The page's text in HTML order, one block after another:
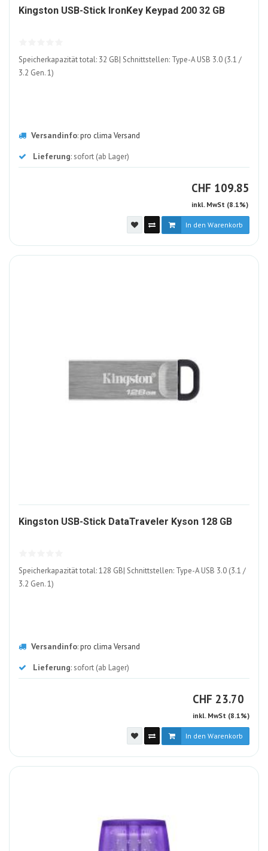
Kingston USB-Stick IronKey Keypad 200 32 GB
Speicherkapazität total: 32 GB| Schnittstellen: Type-A USB 3.0 (3.1 /
3.2 Gen. 1)
Versandinfo:pro clima Versand
Lieferung: sofort (ab Lager)
CHF CHF
109.85
inkl. MwSt (8.1%)
In den Warenkorb
Kingston USB-Stick DataTraveler Kyson 128 GB
Speicherkapazität total: 128 GB| Schnittstellen: Type-A USB 3.0 (3.1 /
3.2 Gen. 1)
Versandinfo:pro clima Versand
Lieferung: sofort (ab Lager)
CHF CHF
23.70
inkl. MwSt (8.1%)
In den Warenkorb